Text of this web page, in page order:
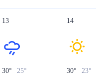
13
30° 25
14
30° 23